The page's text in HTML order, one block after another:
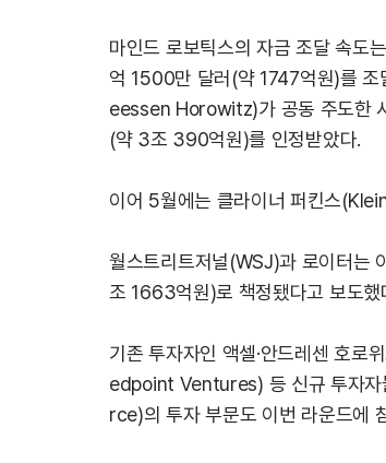
마인드 로보틱스의 자금 조달 속도
억 1500만 달러(약 1747억원)를
eessen Horowitz)가 공동 주도한
(약 3조 390억원)를 인정받았다.
이어 5월에는 클라이너 퍼킨스
월스트리트저널(WSJ)과 로이터는
조 1663억원)로 책정됐다고 보도
기존 투자자인 액셀·안드레센 호
edpoint Ventures) 등 신규 투자자
rce)의 투자 부문도 이번 라운드에